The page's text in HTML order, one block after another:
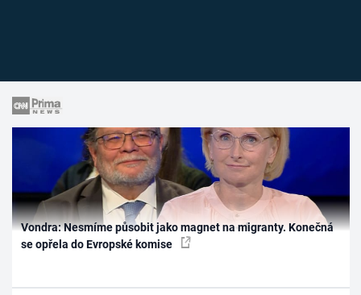
Vondra: Nesmíme působit jako magnet na migranty. Konečná
se opřela do Evropské komise